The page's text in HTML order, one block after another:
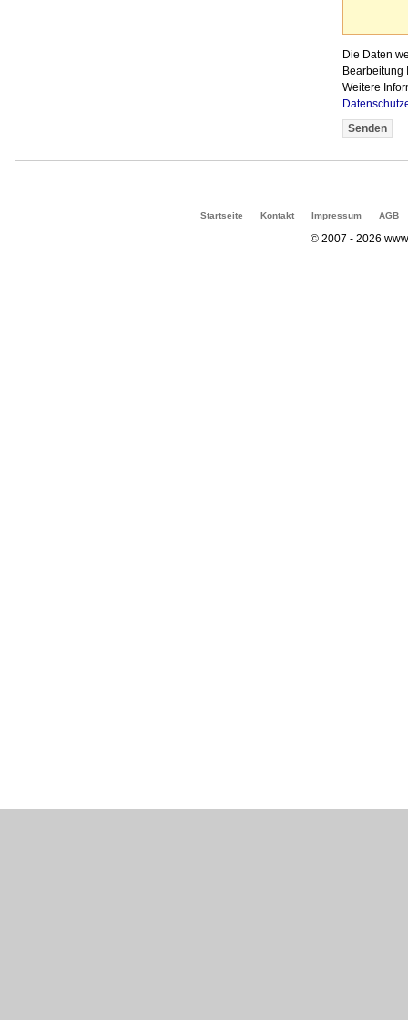
Die Daten
Bearbeitung
Weitere
Startseite Kontakt Impressum AGB
© 2007 - 2026